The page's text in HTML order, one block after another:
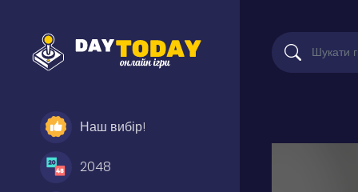
Наш вибір!
2048